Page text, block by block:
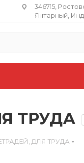
346715,
Янтарный,
ТРУДА
ДЛЯ ТРУДА